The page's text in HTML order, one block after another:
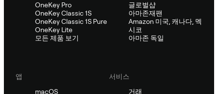
OneKey Pro
OneKey Classic 1S
OneKey Classic 1S Pure
OneKey Lite
모든 제품 보기
글로벌샵
아마존재팬
Amazon 미국, 캐나다, 멕
시코
아마존 독일
앱
macOS
서비스
거래